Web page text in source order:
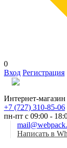
0
Вход Регистрация
Интернет-
+7 (727) 310-85-06
пн-пт с 09:00 -
Написать в